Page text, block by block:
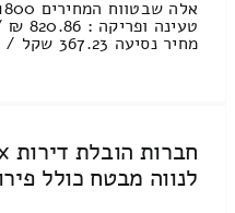
מחיר נסיעה 367.23 שקל / זמן נסיעה בין [...]
לנווה מבטח כולל